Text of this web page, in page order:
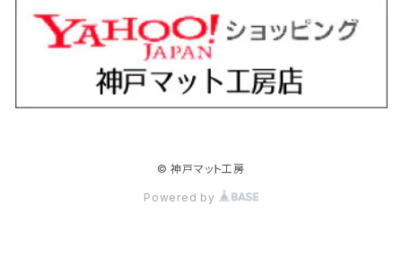
H24/5～ 160系
カローラ・クロス
カローラ・スポーツ
H26/2～ V37
H11/6～H16/10 Y34
H1/6～H11/6 Y30
セレナ
H22/11～H28/9 C26
H15/6～R2/8 BN/BM/BL系
レガシィアウトバック
H15/10～ BP/BR/BS/BT系
レガシィツーリングワゴン
H30/6～ 160系
H24/10～ MJ系
フレアクロスオーバー
H26/1～ MS系
H30/6～ LA550/560S
ムーヴ
H26/12～R5/7 LA150/160S
ムーヴキャンバス
R5/11～ MK54S・MK94S
H23/1～H27/8 MA15S
H27/8～R2/12 MA26/36/46S
ハスラー
H26/1～ MR系
R5/5～ B30系/BA系
パジェロ
H18/10～R1/8 7人乗ロング V90系
H11/6～H30/7 バン HH5・HH6
H21/12～R3/4 トラック
アコード・アコードハイブリッド
H25/6～R2/2 CR系
© 神戸マット工房
Powered by